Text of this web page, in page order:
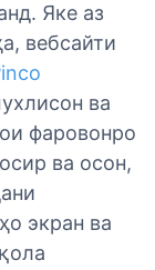
Яке аз
вебсайти
ва
фаровонро
ва осон,
экран ва